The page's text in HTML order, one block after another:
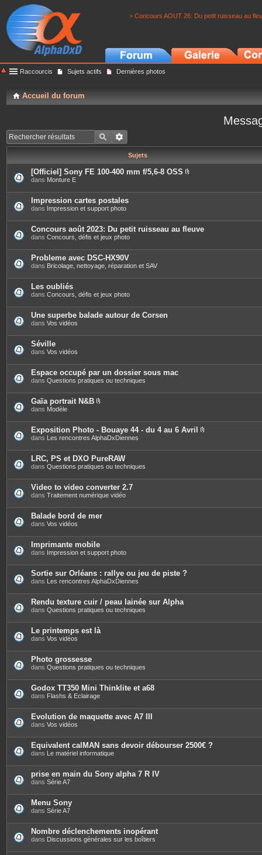
> Concours AOUT 26: Du petit ruisseau au
Raccourcis Sujets actifs Dernières photos
Accueil du forum
Sujets
[Officiel] Sony FE 100-400 mm f/5,6-8 OSS
è
j
o
i
t
dans Monture E
Impression cartes postales
dans Impression et support photo
Concours août 2023: Du petit ruisseau au fleuve
dans Concours, défis et jeux photo
Probleme avec DSC-HX90V
dans Bricolage, nettoyage, réparation et SAV
Les oubliés
dans Concours, défis et jeux photo
Une superbe balade autour de Corsen
dans Vos vidéos
Séville
dans Vos vidéos
Espace occupé par un dossier sous mac
dans Questions pratiques ou techniques
Gaïa portrait N&B
è
c
e
s
j
o
i
n
t
e
s
dans Modèle
Exposition Photo - Bouaye 44 - du 4 au 6 Avril
è
j
t
dans Les rencontres AlphaDxDiennes
LRC, PS et DXO PureRAW
dans Questions pratiques ou techniques
Video to video converter 2.7
dans Traitement numérique vidéo
Balade bord de mer
dans Vos vidéos
Imprimante mobile
dans Impression et support photo
Sortie sur Orléans : rallye ou jeu de piste ?
dans Les rencontres AlphaDxDiennes
Rendu texture cuir / peau lainée sur Alpha
dans Questions pratiques ou techniques
Le printemps est là
dans Vos vidéos
Photo grossesse
dans Questions pratiques ou techniques
Godox TT350 Mini Thinklite et a68
dans Flashs & Eclairage
Evolution de maquette avec A7 III
dans Vos vidéos
Equivalent calMAN sans devoir débourser 2500€ ?
dans Le matériel informatique
prise en main du Sony alpha 7 R IV
dans Série A7
Menu Sony
dans Série A7
Nombre déclenchements inopérant
dans Discussions générales sur les boîtiers